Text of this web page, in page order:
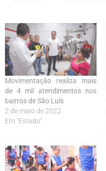
Movimentação realiza mais
de 4 mil atendimentos nos
bairros de São Luís
2 de maio de 2022
Em "Estado"